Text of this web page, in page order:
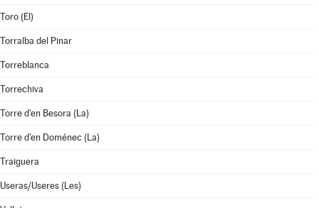
Toro (El)
Torralba del Pinar
Torreblanca
Torrechiva
Torre d'en Besora (La)
Torre d'en Doménec (La)
Traiguera
Useras/Useres (Les)